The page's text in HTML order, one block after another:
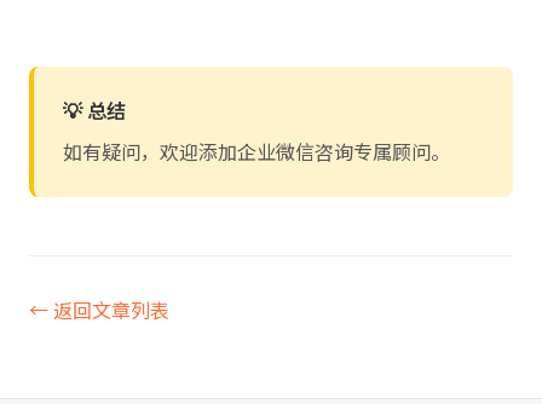
💡 总结
如有疑问，欢迎添加企业微信咨询专属顾问。
← 返回文章列表